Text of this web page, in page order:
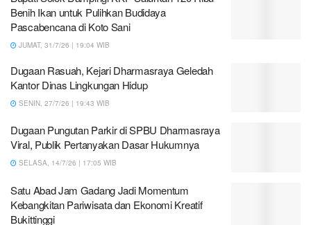
Benih Ikan untuk Pulihkan Budidaya
Pascabencana di Koto Sani
JUMAT, 31/7/26 | 19:04 WIB
Dugaan Rasuah, Kejari Dharmasraya Geledah
Kantor Dinas Lingkungan Hidup
SENIN, 27/7/26 | 19:43 WIB
Dugaan Pungutan Parkir di SPBU Dharmasraya
Viral, Publik Pertanyakan Dasar Hukumnya
SELASA, 14/7/26 | 17:05 WIB
Satu Abad Jam Gadang Jadi Momentum
Kebangkitan Pariwisata dan Ekonomi Kreatif
Bukittinggi